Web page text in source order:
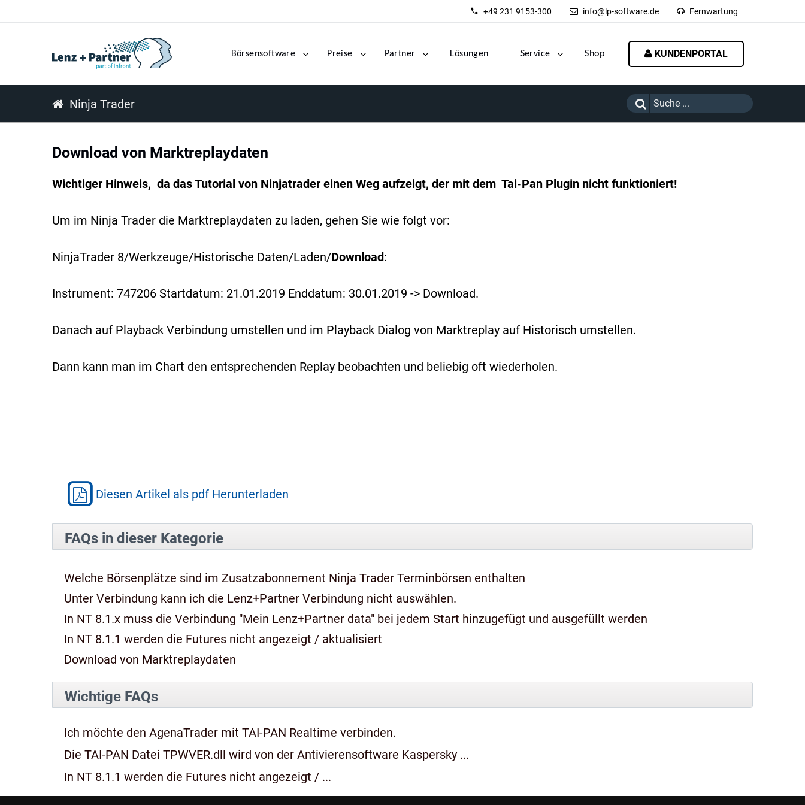
+49 231 9153-300 info@lp-software.de Fernwartung
Börsensoftware Preise Partner Lösungen Service Shop KUNDENPORTAL
Ninja Trader
Download von Marktreplaydaten
Wichtiger Hinweis, da das Tutorial von Ninjatrader einen Weg aufzeigt, der mit dem Tai-Pan Plugin nicht funktioniert!
Um im Ninja Trader die Marktreplaydaten zu laden, gehen Sie wie folgt vor:
NinjaTrader 8/Werkzeuge/Historische Daten/Laden/Download:
Instrument: 747206 Startdatum: 21.01.2019 Enddatum: 30.01.2019 -> Download.
Danach auf Playback Verbindung umstellen und im Playback Dialog von Marktreplay auf Historisch umstellen.
Dann kann man im Chart den entsprechenden Replay beobachten und beliebig oft wiederholen.
Diesen Artikel als pdf Herunterladen
FAQs in dieser Kategorie
Welche Börsenplätze sind im Zusatzabonnement Ninja Trader Terminbörsen enthalten
Unter Verbindung kann ich die Lenz+Partner Verbindung nicht auswählen.
In NT 8.1.x muss die Verbindung "Mein Lenz+Partner data" bei jedem Start hinzugefügt und ausgefüllt werden
In NT 8.1.1 werden die Futures nicht angezeigt / aktualisiert
Download von Marktreplaydaten
Wichtige FAQs
Ich möchte den AgenaTrader mit TAI-PAN Realtime verbinden.
Die TAI-PAN Datei TPWVER.dll wird von der Antivierensoftware Kaspersky ...
In NT 8.1.1 werden die Futures nicht angezeigt / ...